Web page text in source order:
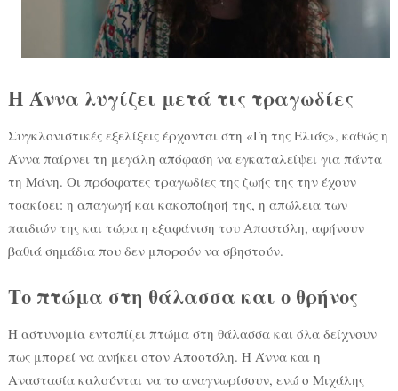
Η Άννα λυγίζει μετά τις τραγωδίες
Συγκλονιστικές εξελίξεις έρχονται στη «Γη της Ελιάς», καθώς η
Άννα παίρνει τη μεγάλη απόφαση να εγκαταλείψει για πάντα
τη Μάνη. Οι πρόσφατες τραγωδίες της ζωής της την έχουν
τσακίσει: η απαγωγή και κακοποίησή της, η απώλεια των
παιδιών της και τώρα η εξαφάνιση του Αποστόλη, αφήνουν
βαθιά σημάδια που δεν μπορούν να σβηστούν.
Το πτώμα στη θάλασσα και ο θρήνος
Η αστυνομία εντοπίζει πτώμα στη θάλασσα και όλα δείχνουν
πως μπορεί να ανήκει στον Αποστόλη. Η Άννα και η
Αναστασία καλούνται να το αναγνωρίσουν, ενώ ο Μιχάλης